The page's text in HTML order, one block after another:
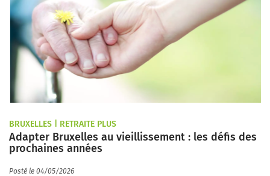
BRUXELLES | RETRAITE PLUS
Adapter Bruxelles au vieillissement : les défis des
prochaines années
Posté le 04/05/2026